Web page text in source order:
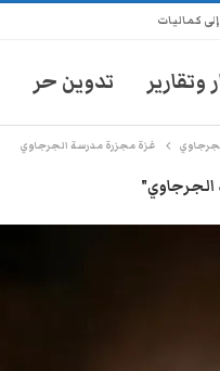
كماليات
وتقارير تدوين حر
غزة مجزرة مدرسة الجرجاوي
الجرجاوي"